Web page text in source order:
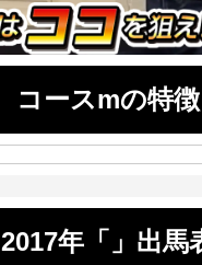
コースmの特徴
2017年「」出馬